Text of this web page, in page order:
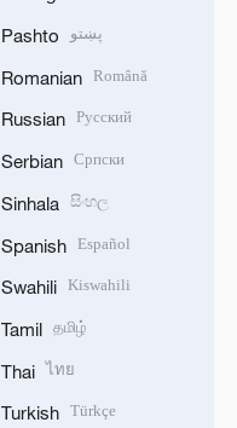
Pashto پښتو
Romanian Română
Russian Русский
Serbian Српски
Sinhala සිංහල
Spanish Español
Swahili Kiswahili
Tamil தமிழ்
Thai ไทย
Turkish Türkçe